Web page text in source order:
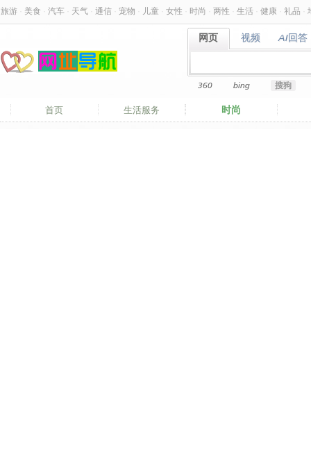
旅游 美食 汽车 天气 通信 宠物 儿童 女性 时尚 两性 生活 健康 礼品
网页
网页 视频
视频 AI回答
AI回答
360 bing 搜狗
首页 生活服务 时尚